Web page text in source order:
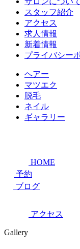
スタッフ紹介
アクセス
求人情報
新着情報
プライバシー
ヘアー
マツエク
脱毛
ネイル
ギャラリー
HOME
予約
ブログ
アクセス
Gallery